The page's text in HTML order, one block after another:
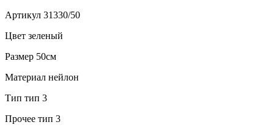
Артикул 31330/50
Цвет зеленый
Размер 50см
Материал нейлон
Тип тип 3
Прочее тип 3